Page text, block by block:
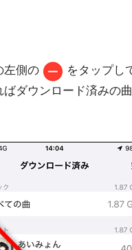
左側の
をタップし
ダウンロード済みの